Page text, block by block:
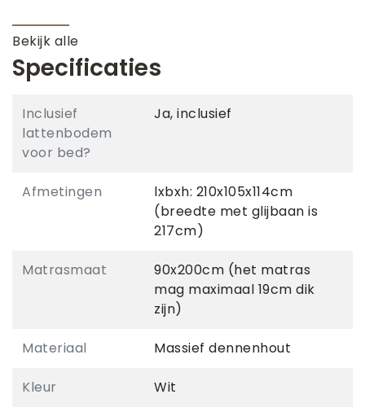
Bekijk alle
Specificaties
Inclusief
lattenbodem
voor bed?
Ja, inclusief
Afmetingen
lxbxh: 210x105x114cm
(breedte met glijbaan is
217cm)
Matrasmaat
90x200cm (het matras
mag maximaal 19cm dik
zijn)
Materiaal Massief dennenhout
Kleur Wit